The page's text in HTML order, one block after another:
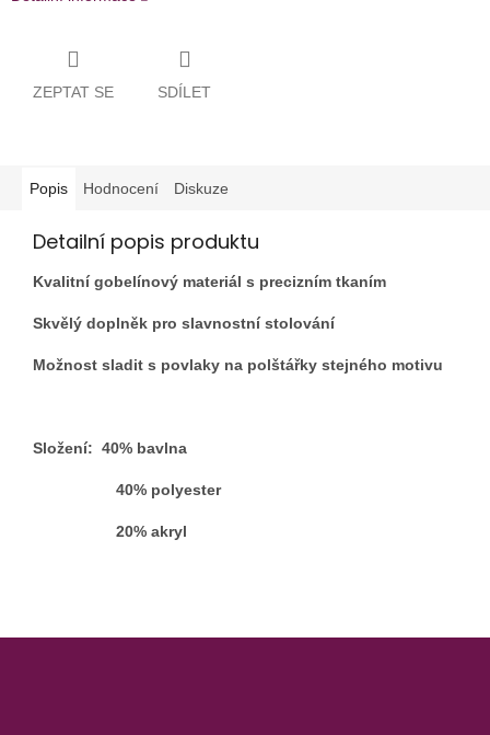
ZEPTAT SE SDÍLET
Popis Hodnocení Diskuze
Detailní popis produktu
Kvalitní gobelínový materiál s precizním tkaním
Skvělý doplněk pro slavnostní stolování
Možnost sladit s povlaky na polštářky stejného motivu
Složení: 40% bavlna
40% polyester
20% akryl